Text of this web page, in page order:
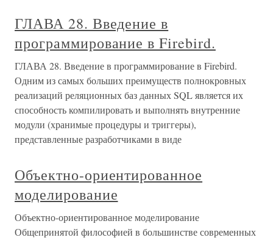
ГЛАВА 28. Введение в
программирование в Firebird.
ГЛАВА 28. Введение в программирование в Firebird.
Одним из самых больших преимуществ полнокровных
реализаций реляционных баз данных SQL является их
способность компилировать и выполнять внутренние
модули (хранимые процедуры и триггеры),
представленные разработчиками в виде
Объектно-ориентированное
моделирование
Объектно-ориентированное моделирование
Общепринятой философией в большинстве современных